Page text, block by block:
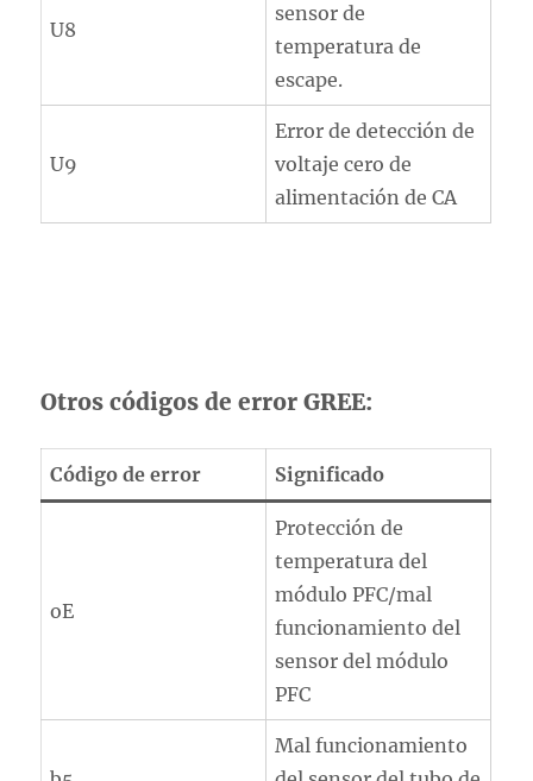
U8
sensor de
temperatura de
escape.
U9
Error de detección de
voltaje cero de
alimentación de CA
Otros códigos de error GREE:
Código de error Significado
oE
Protección de
temperatura del
módulo PFC/mal
funcionamiento del
sensor del módulo
PFC
Mal funcionamiento